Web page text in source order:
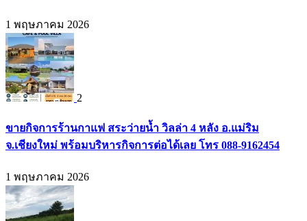
1 พฤษภาคม 2026
2
ขายกิจการร้านกาแฟ สระว่ายน้ำ วิลล่า 4 หลัง อ.แม่ริม
จ.เชียงใหม่ พร้อมบริหารกิจการต่อได้เลย โทร 088-9162454
1 พฤษภาคม 2026